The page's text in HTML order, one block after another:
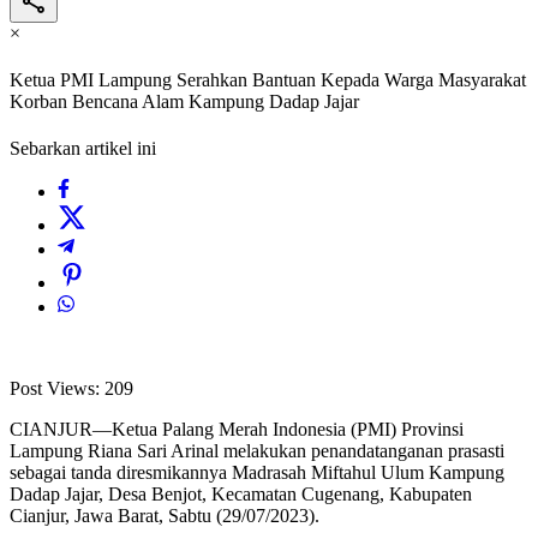
×
Ketua PMI Lampung Serahkan Bantuan Kepada Warga Masyarakat
Korban Bencana Alam Kampung Dadap Jajar
Sebarkan artikel ini
Post Views: 209
CIANJUR—Ketua Palang Merah Indonesia (PMI) Provinsi
Lampung Riana Sari Arinal melakukan penandatanganan prasasti
sebagai tanda diresmikannya Madrasah Miftahul Ulum Kampung
Dadap Jajar, Desa Benjot, Kecamatan Cugenang, Kabupaten
Cianjur, Jawa Barat, Sabtu (29/07/2023).